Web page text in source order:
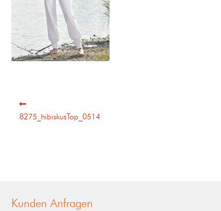
8275_hibiskusTop_0514
Kunden Anfragen